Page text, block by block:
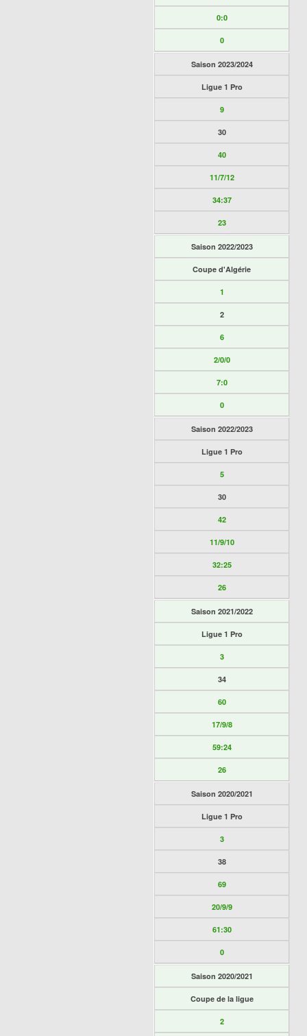
0:0
0
Saison 2023/2024
Ligue 1 Pro
9
30
40
11/7/12
34:37
23
Saison 2022/2023
Coupe d'Algérie
1
2
6
2/0/0
7:0
0
Saison 2022/2023
Ligue 1 Pro
5
30
42
11/9/10
32:25
26
Saison 2021/2022
Ligue 1 Pro
3
34
60
17/9/8
59:24
26
Saison 2020/2021
Ligue 1 Pro
3
38
69
20/9/9
61:30
0
Saison 2020/2021
Coupe de la ligue
2